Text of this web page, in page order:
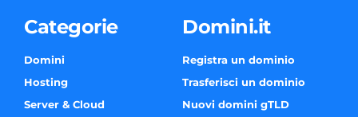
Categorie
Domini
Hosting
Server & Cloud
Domini.it
Registra un dominio
Trasferisci un dominio
Nuovi domini gTLD